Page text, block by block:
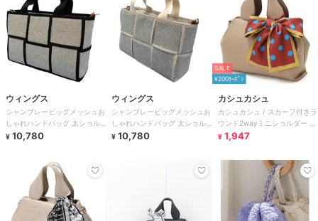
ウィングス
シャンブレービッグメッシュお
しゃれハンドバッグ 太ショル
ダーベルト付き
¥ 10,780
ウィングス
シャンブレービッグメッシュお
しゃれハンドバッグ 太ショル
ダーベルト付き
¥ 10,780
SALE
¥200ｸｰﾎﾟﾝ
カシュカシュ
カシュカシュ / スカーフ付きラ
ウンド2wayミニショルダー フ
ォーマル セレモニー
¥ 1,947